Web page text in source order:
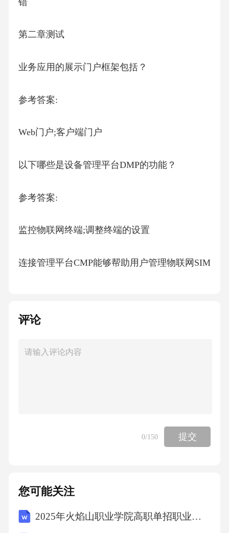
第二章测试
业务应用的展示门户框架包括？
参考答案:
Web门户;客户端门户
以下哪些是设备管理平台DMP的功能？
参考答案:
监控物联网终端;调整终端的设置
连接管理平台CMP能够帮助用户管理物联网SIM
错
评论
0/150 提交
您可能关注
2025年火焰山职业学院高职单招职业技能考试模拟试卷附参考答案详解【研优卷】